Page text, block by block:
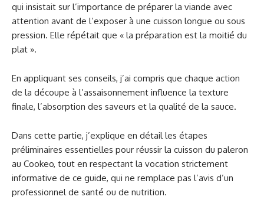
qui insistait sur l’importance de préparer la viande avec
attention avant de l’exposer à une cuisson longue ou sous
pression. Elle répétait que « la préparation est la moitié du
plat ».
En appliquant ses conseils, j’ai compris que chaque action
de la découpe à l’assaisonnement influence la texture
finale, l’absorption des saveurs et la qualité de la sauce.
Dans cette partie, j’explique en détail les étapes
préliminaires essentielles pour réussir la cuisson du paleron
au Cookeo, tout en respectant la vocation strictement
informative de ce guide, qui ne remplace pas l’avis d’un
professionnel de santé ou de nutrition.